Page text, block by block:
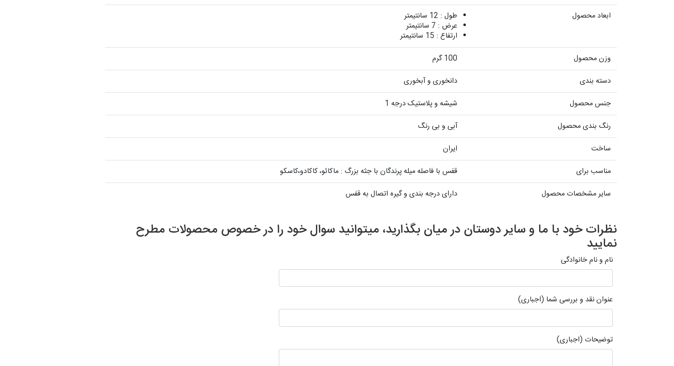
ابعاد محصول
طول : 12 سانتیمتر
عرض : 7 سانتیمتر
ارتفاع : 15 سانتیمتر
وزن محصول
100 گرم
دسته بندی
دانخوری و آبخوری
جنس محصول
شیشه و پلاستیک درجه 1
رنگ بندی محصول
آبی و بی رنگ
ساخت
ایران
مناسب برای
قفس با فاصله میله پرندگان با جثه بزرگ : ماکائو، کاکادو،کاسکو
سایر مشخصات محصول
دارای درجه بندی و گیره اتصال به قفس
نظرات خود با ما و سایر دوستان در میان بگذارید، میتوانید سوال خود را در خصوص محصولات مطرح
نمایید
نام و نام خانوادگی
عنوان نقد و بررسی شما (اجباری)
توضیحات (اجباری)